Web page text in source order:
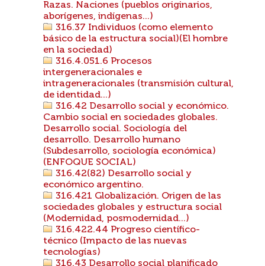
Razas. Naciones (pueblos originarios,
aborígenes, indígenas...)
316.37 Individuos (como elemento
básico de la estructura social)(El hombre
en la sociedad)
316.4.051.6 Procesos
intergeneracionales e
intrageneracionales (transmisión cultural,
de identidad...)
316.42 Desarrollo social y económico.
Cambio social en sociedades globales.
Desarrollo social. Sociología del
desarrollo. Desarrollo humano
(Subdesarrollo, sociología económica)
(ENFOQUE SOCIAL)
316.42(82) Desarrollo social y
económico argentino.
316.421 Globalización. Origen de las
sociedades globales y estructura social
(Modernidad, posmodernidad...)
316.422.44 Progreso científico-
técnico (Impacto de las nuevas
tecnologías)
316.43 Desarrollo social planificado